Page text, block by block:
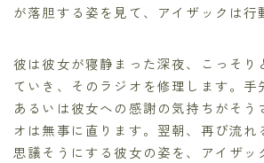
が落胆する姿を見て、アイザックは行
彼は彼女が寝静まった深夜、こっそり
ていき、そのラジオを修理します。手
あるいは彼女への感謝の気持ちがそう
オは無事に直ります。翌朝、再び流れ
思議そうにする彼女の姿を、アイザッ